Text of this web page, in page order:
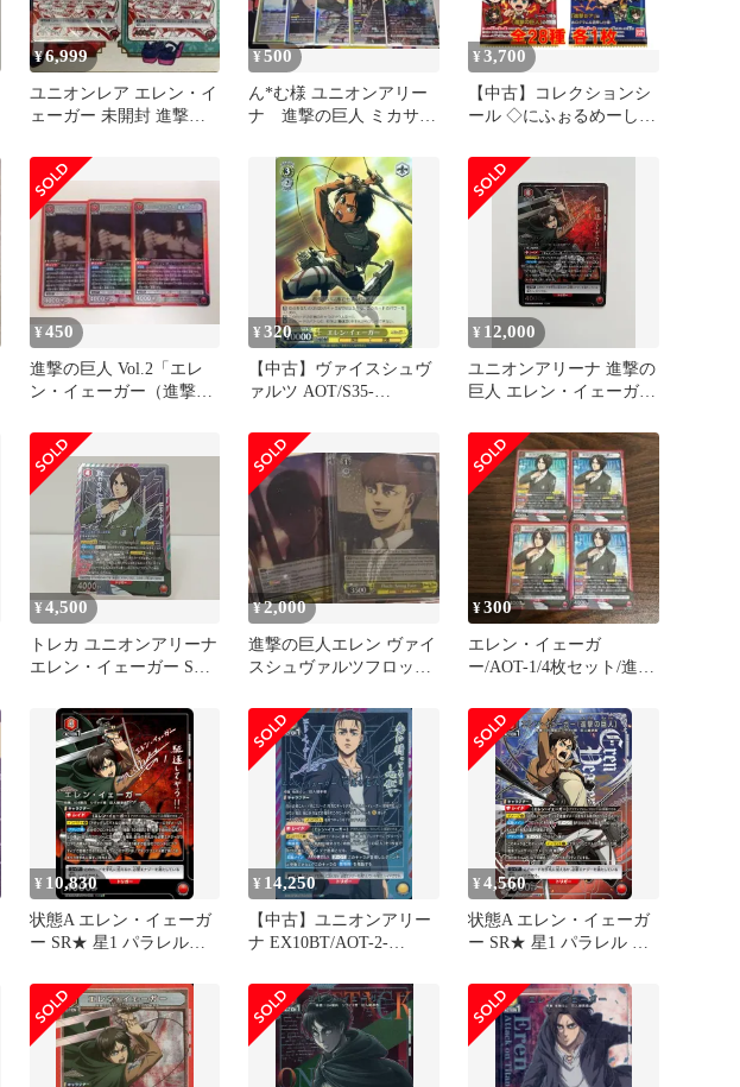
¥6,999
ユニオンレア エレン・イ
ェーガー 未開封 進撃の
¥500
ん*む様 ユニオンアリー
ナ 進撃の巨人 ミカサ
SR,他
¥3,700
【中古】コレクションシ
ール ◇にふぉるめーしょ
ールウエハース[2666260]
フルコンプリートセット
¥450
進撃の巨人 Vol.2「エレ
ン・イェーガー（進撃の
セット
¥320
【中古】ヴァイスシュヴ
ァルツ AOT/S35-
ーガー
¥ 12,000
ユニオンアリーナ 進撃の
巨人 エレン・イェーガー
¥4,500
トレカ ユニオンアリーナ
エレン・イェーガー SR
EX10BT/AOT-2-071 中古
[M-7551]
¥2,000
進撃の巨人エレン ヴァイ
スシュヴァルツフロック
ングカード
¥300
エレン・イェーガ
ー/AOT-1/4枚セット/進撃
②
¥ 10,830
状態A エレン・イェーガ
ー SR★ 星1 パラレル★
ル UA23BT/AOT-1-092 ユ
ニオンアリーナ UNION
ARENA ユニアリ
¥ 14,250
【中古】ユニオンアリー
ナ EX10BT/AOT-2-
ン・イェーガー(終尾の巨
人)(梶裕貴銀箔押しサイ
ン入り)
¥4,560
状態A エレン・イェーガ
ー SR★ 星1 パラレル 進
1-094 ユニオンアリーナ
UNION ARENA ユニアリ